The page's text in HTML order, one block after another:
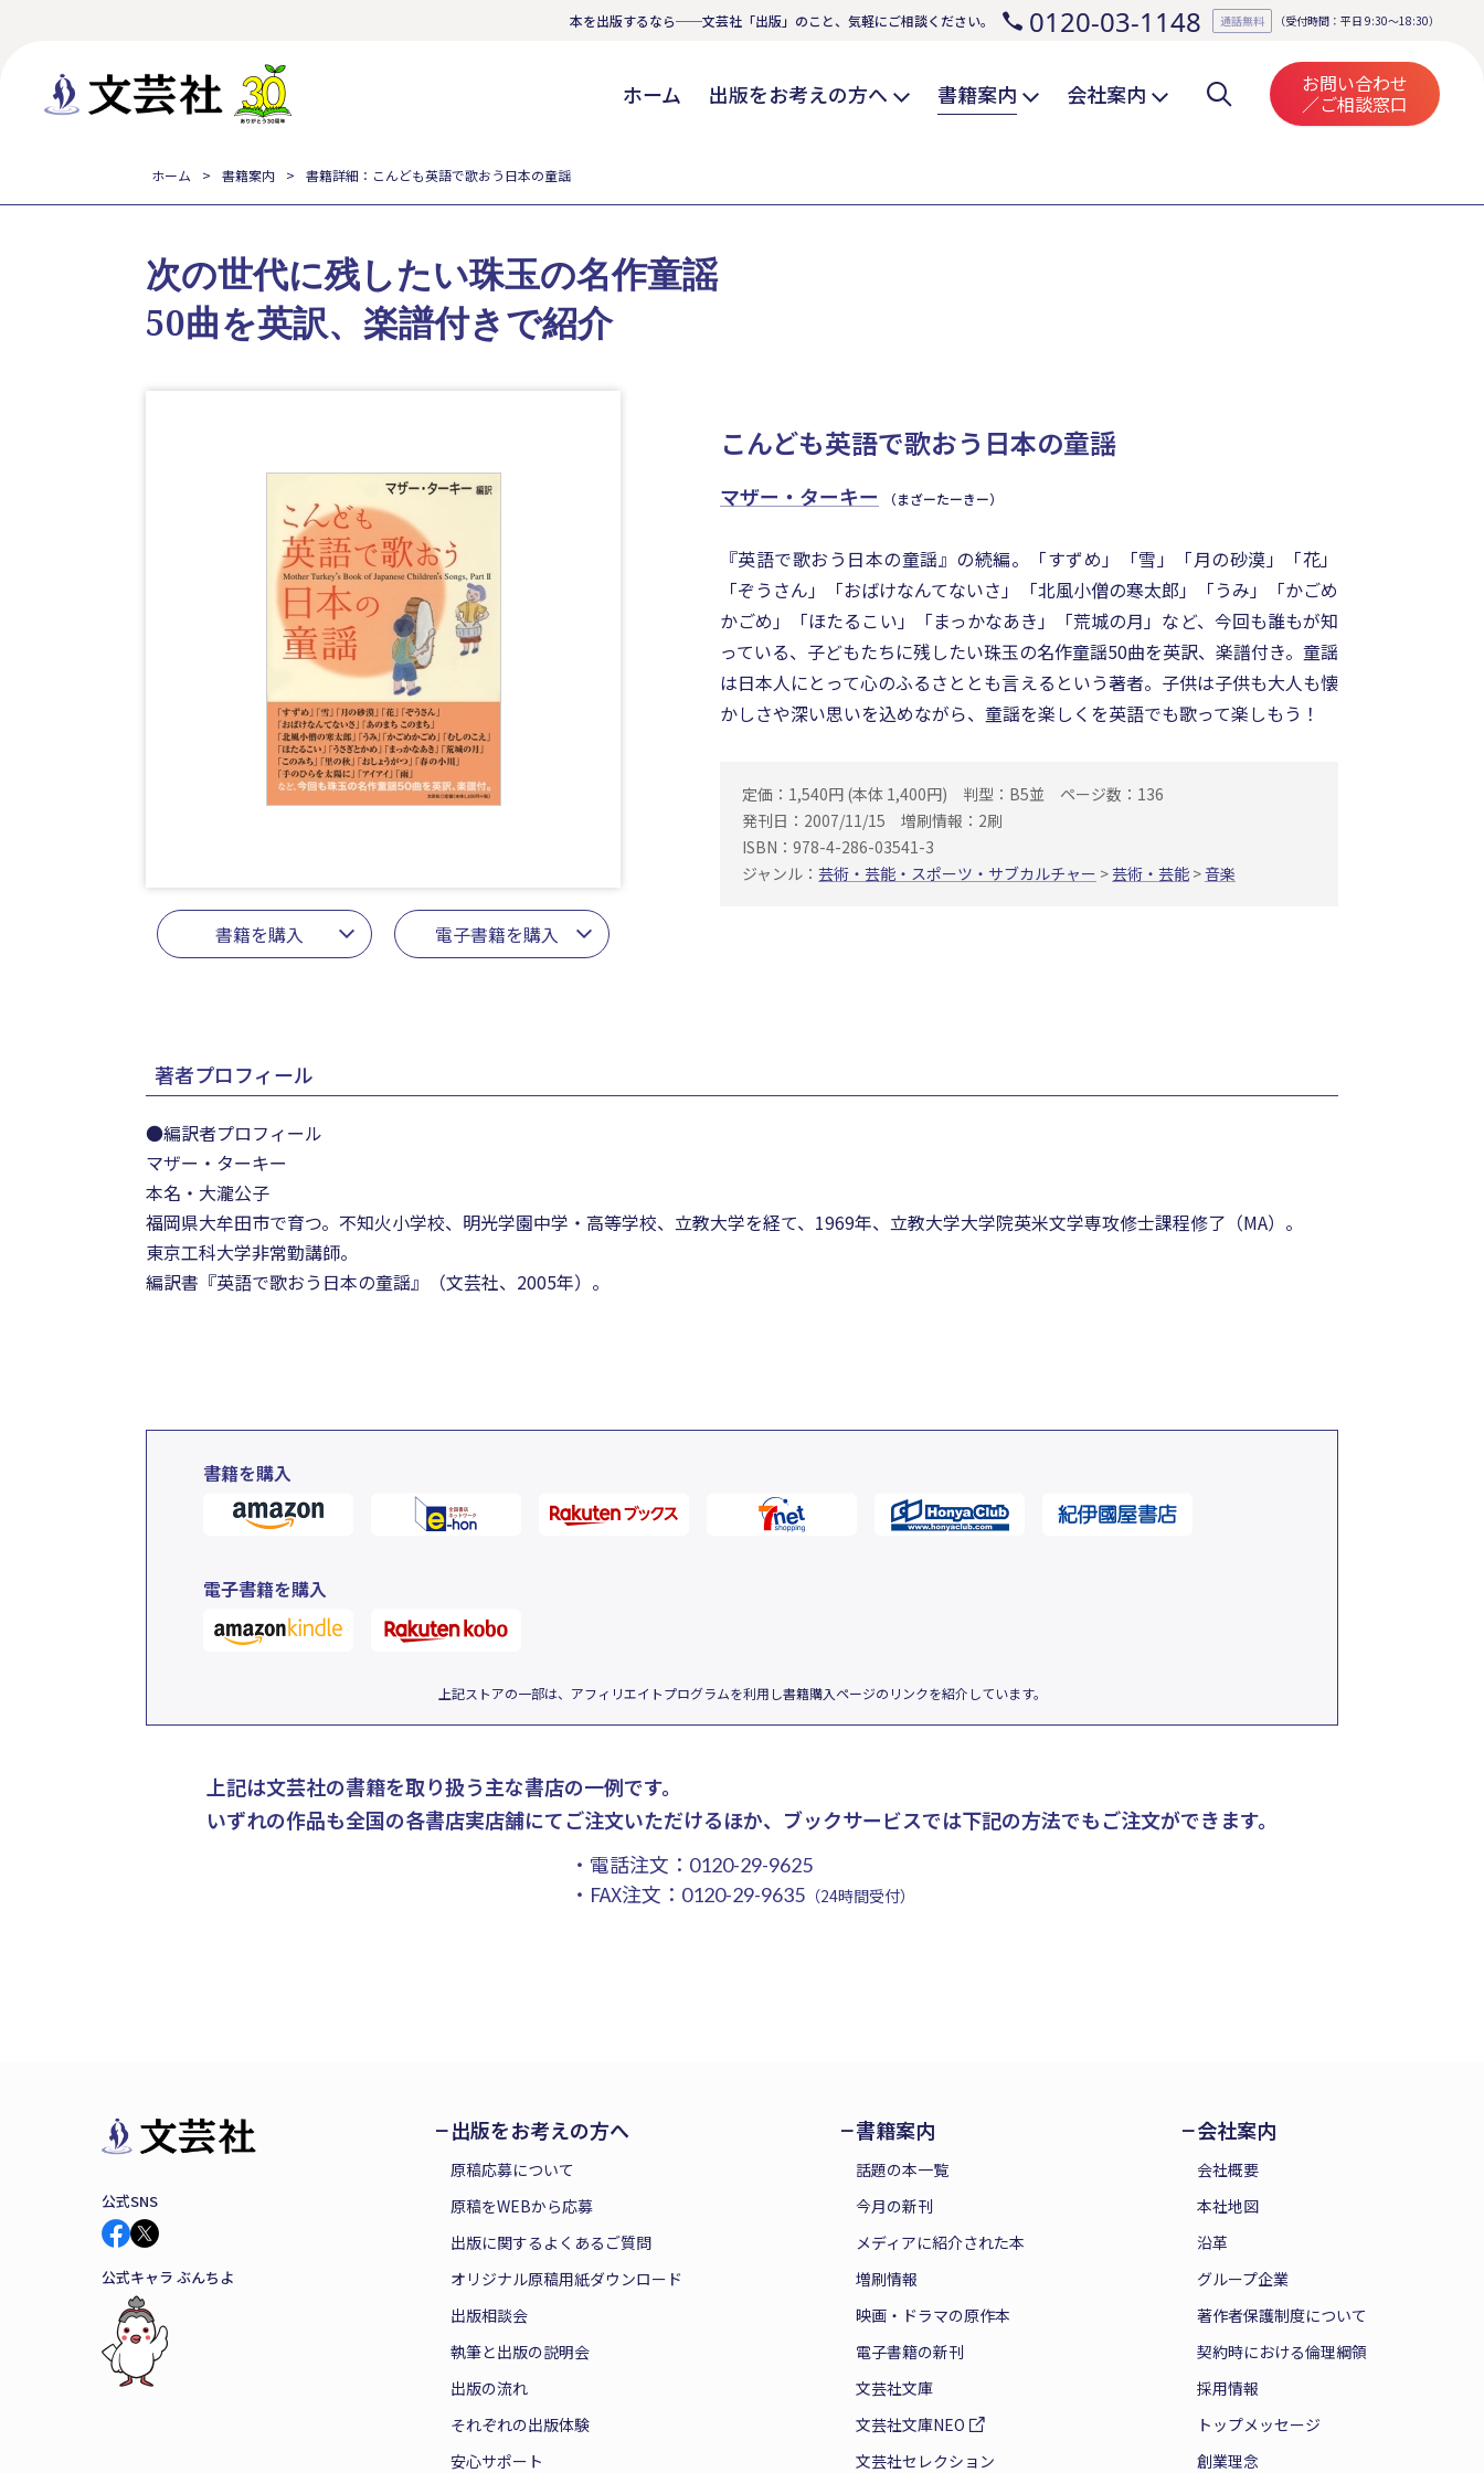
本を出版するなら──文芸社「出版」のこと、気軽にご相談ください。 0120-03-1148 通話無料 （受付時間：平日 9:30～18:30）
ホーム 出版をお考えの方へ 書籍案内 会社案内 お問い合わせ
／ご相談窓口
ホーム 書籍案内 書籍詳細：こんども英語で歌おう日本の童謡
こんども英語で歌おう日本の童謡
マザー・ターキー （まざーたーきー）
書籍を購入 電子書籍を購入
次の世代に残したい珠玉の名作童謡
50曲を英訳、楽譜付きで紹介
『英語で歌おう日本の童謡』の続編。「すずめ」「雪」「月の砂漠」「花」
「ぞうさん」「おばけなんてないさ」「北風小僧の寒太郎」「うみ」「かごめ
かごめ」「ほたるこい」「まっかなあき」「荒城の月」など、今回も誰もが知
っている、子どもたちに残したい珠玉の名作童謡50曲を英訳、楽譜付き。童謡
は日本人にとって心のふるさととも言えるという著者。子供は子供も大人も懐
かしさや深い思いを込めながら、童謡を楽しくを英語でも歌って楽しもう！
定価：1,540円 (本体 1,400円) 判型：B5並
ページ数：136
発刊日：2007/11/15
増刷情報：2刷
ISBN：978-4-286-03541-3
ジャンル： 芸術・芸能・スポーツ・サブカルチャー >芸術・芸能 >音楽
著者プロフィール
●編訳者プロフィール
マザー・ターキー
本名・大瀧公子
福岡県大牟田市で育つ。不知火小学校、明光学園中学・高等学校、立教大学を経て、1969年、立教大学大学院英米文学専攻修士課程修了（MA）。
東京工科大学非常勤講師。
編訳書『英語で歌おう日本の童謡』（文芸社、2005年）。
書籍を購入
電子書籍を購入
上記ストアの一部は、アフィリエイトプログラムを利用し書籍購入ページのリンクを紹介しています。
上記は文芸社の書籍を取り扱う主な書店の一例です。
いずれの作品も全国の各書店実店舗にてご注文いただけるほか、ブックサービスでは下記の方法でもご注文ができます。
・電話注文： 0120-29-9625
・FAX注文： 0120-29-9635（24時間受付）
公式SNS
公式キャラ ぶんちよ
出版をお考えの方へ
原稿応募について
原稿をWEBから応募
出版に関するよくあるご質問
オリジナル原稿用紙ダウンロード
出版相談会
執筆と出版の説明会
出版の流れ
それぞれの出版体験
安心サポート
書籍案内
話題の本一覧
今月の新刊
メディアに紹介された本
増刷情報
映画・ドラマの原作本
電子書籍の新刊
文芸社文庫
文芸社文庫NEO
文芸社セレクション
会社案内
会社概要
本社地図
沿革
グループ企業
著作者保護制度について
契約時における倫理綱領
採用情報
トップメッセージ
創業理念